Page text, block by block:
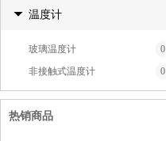
温度计
玻璃温度计
0
非接触式温度计
0
热销商品